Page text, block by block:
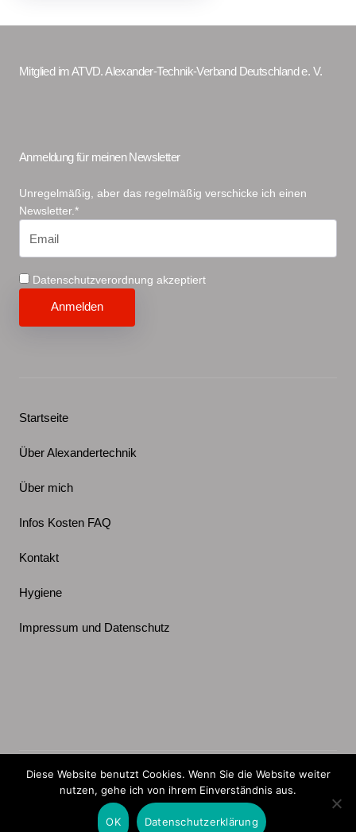
Mitglied im ATVD. Alexander-Technik-Verband Deutschland e. V.
Anmeldung für meinen Newsletter
Unregelmäßig, aber das regelmäßig verschicke ich einen
Newsletter.*
Datenschutzverordnung akzeptiert
Startseite
Über Alexandertechnik
Über mich
Infos Kosten FAQ
Kontakt
Hygiene
Impressum und Datenschutz
(c) Alexandertechnik mit Marenka Leins. Aktualisiert am
Diese Website benutzt Cookies. Wenn Sie die Website weiter
nutzen, gehe ich von ihrem Einverständnis aus.
OK Datenschutzerklärung